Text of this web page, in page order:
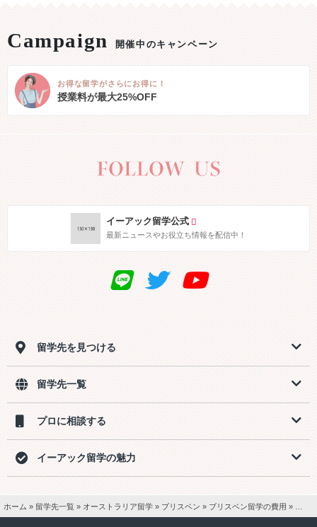
開催中のキャンペーン
お得な留学がさらにお得に！
授業料が最大25%OFF
イーアック留学公式
最新ニュースやお役立ち情報を配信中！
留学先を見つける
留学先一覧
プロに相談する
イーアック留学の魅力
ホーム » 留学先一覧 » オーストラリア留学 » ブリスベン » ブリスベン留学の費用 »